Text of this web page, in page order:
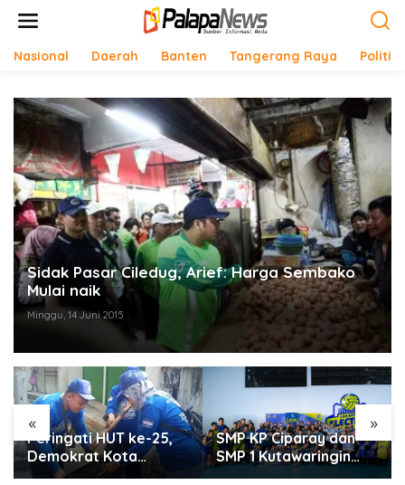
Nasional Daerah Banten Tangerang Raya Politik
Sidak Pasar Ciledug, Arief: Harga Sembako
Mulai naik
Minggu, 14 Juni 2015
« »
SMP KP Ciparay dan
SMP 1 Kutawaringin
Juara Puncak PLN
Kota Tangerang
Masuk 6 Besar
Penilaian PTSP dan